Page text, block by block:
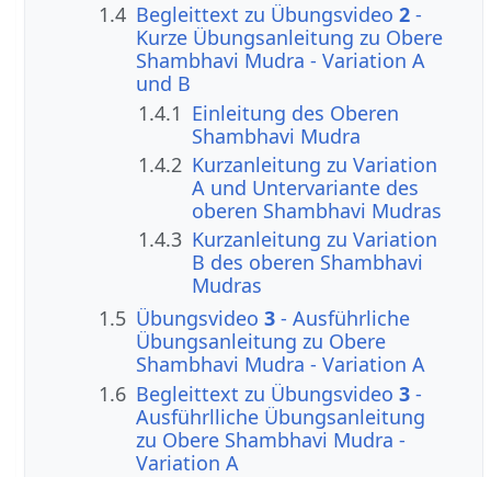
1.4 Begleittext zu Übungsvideo2 -
Kurze Übungsanleitung zu Obere
Shambhavi Mudra - Variation A
und B
1.4.1 Einleitung des Oberen
Shambhavi Mudra
1.4.2 Kurzanleitung zu Variation
A und Untervariante des
oberen Shambhavi Mudras
1.4.3 Kurzanleitung zu Variation
B des oberen Shambhavi
Mudras
1.5 Übungsvideo3 - Ausführliche
Übungsanleitung zu Obere
Shambhavi Mudra - Variation A
1.6 Begleittext zu Übungsvideo3 -
Ausführlliche Übungsanleitung
zu Obere Shambhavi Mudra -
Variation A